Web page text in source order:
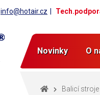
info@hotair.cz
Novinky O
Balicí stroje